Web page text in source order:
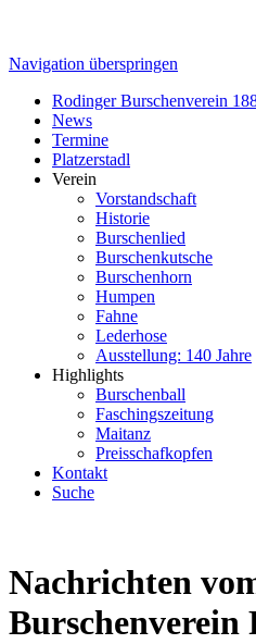
Navigation überspringen
Rodinger Burschenverein
News
Termine
Platzerstadl
Verein
Vorstandschaft
Historie
Burschenlied
Burschenkutsche
Burschenhorn
Humpen
Fahne
Lederhose
Ausstellung: 140 Jahre
Highlights
Burschenball
Faschingszeitung
Maitanz
Preisschafkopfen
Kontakt
Suche
Nachrichten
Burschenverein